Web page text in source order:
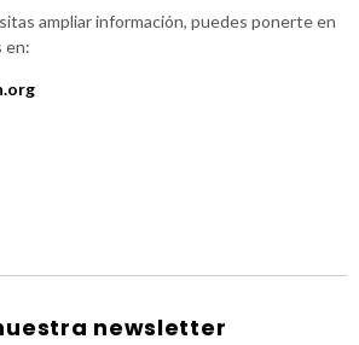
ampliar información, puedes ponerte en
en:
newsletter